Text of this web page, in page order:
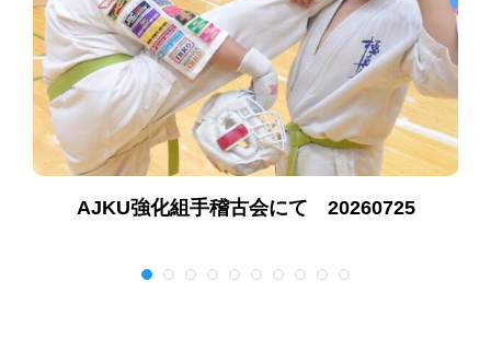
AJKU強化組手稽古会にて 20260725